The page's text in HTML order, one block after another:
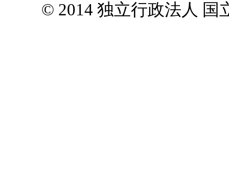
© 2014 独立行政法人 国